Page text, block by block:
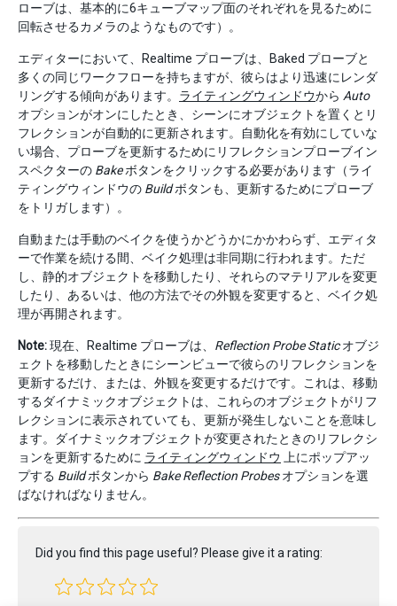
ローブは、基本的に6キューブマップ面のそれぞれを見るために
回転させるカメラのようなものです）。
エディターにおいて、Realtime プローブは、Baked プローブと
多くの同じワークフローを持ちますが、彼らはより迅速にレンダ
リングする傾向があります。 ライティングウィンドウから Auto
オプションがオンにしたとき、シーンにオブジェクトを置くとリ
フレクションが自動的に更新されます。自動化を有効にしていな
い場合、プローブを更新するためにリフレクションプローブイン
スペクターの Bakeボタンをクリックする必要があります（ライ
ティングウィンドウの Buildボタンも、更新するためにプローブ
をトリガします）。
自動または手動のベイクを使うかどうかにかかわらず、エディタ
ーで作業を続ける間、ベイク処理は非同期に行われます。ただ
し、静的オブジェクトを移動したり、それらのマテリアルを変更
したり、あるいは、他の方法でその外観を変更すると、ベイク処
理が再開されます。
Note:現在、Realtime プローブは、 Reflection Probe Staticオブジ
ェクトを移動したときにシーンビューで彼らのリフレクションを
更新するだけ、または、外観を変更するだけです。これは、移動
するダイナミックオブジェクトは、これらのオブジェクトがリフ
レクションに表示されていても、更新が発生しないことを意味し
ます。ダイナミックオブジェクトが変更されたときのリフレクシ
ョンを更新するために ライティングウィンドウ
上にポップアッ
プする Buildボタンから Bake Reflection Probesオプションを選
ばなければなりません。
Did you find this page useful? Please give it a rating: